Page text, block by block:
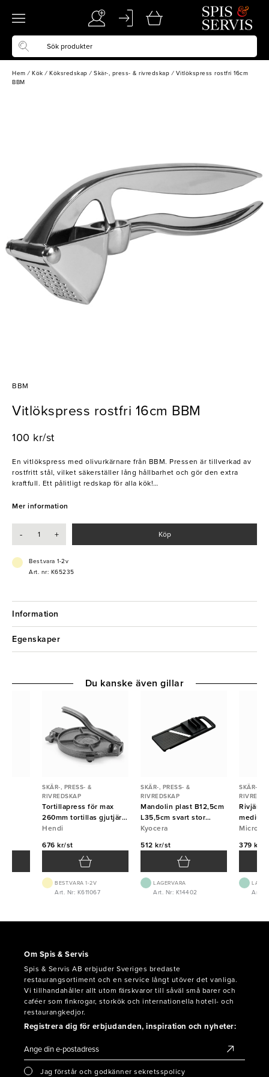
Hem / Kök / Köksredskap / Skär-, press- & rivredskap / Vitlökspress rostfri 16cm
BBM
BBM
Vitlökspress rostfri 16cm BBM
100 kr/st
En vitlökspress med olivurkärnare från BBM. Pressen är tillverkad av
rostfritt stål, vilket säkerställer lång hållbarhet och gör den extra
kraftfull. Ett pålitligt redskap för alla kök!
- Tål diskmaskin
Mer information
- + Köp
Best.vara 1-2v
Art. nr: K65235
Information
Egenskaper
SKÄR-, PRESS- &
RIVREDSKAP
Tortillapress för max
260mm tortillas gjutjärn
Hendi
Hendi
676 kr/st
BEST.VARA 1-2V
Art. Nr: K611067
SKÄR-, PRESS- &
RIVREDSKAP
Mandolin plast B12,5cm
L35,5cm svart stor
Kyocera
Kyocera
512 kr/st
LAGERVARA
Art. Nr: K14402
SKÄR-,
Rivjärn
medium
379 kr/
Art.
Du kanske även gillar
Om Spis & Servis
Spis & Servis AB erbjuder Sveriges bredaste
restaurangsortiment och en service långt utöver det vanliga.
Vi tillhandahåller allt utom färskvaror till såväl små barer och
caféer som finkrogar, storkök och internationella hotell- och
restaurangkedjor.
Registrera dig för erbjudanden, inspiration och nyheter:
Jag förstår och godkänner sekretsspolicy